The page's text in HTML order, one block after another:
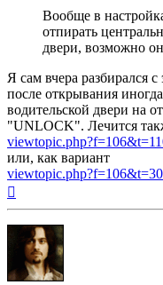
Вообще в
отпирать
двери, возможно
Я сам вчера разбирался
после открывания
водительской двери на
"UNLOCK". Лечится
или, как вариант